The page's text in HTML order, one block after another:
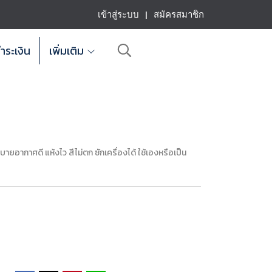
เข้าสู่ระบบ สมัครสมาชิก
ะเงิน เพิ่มเติม
ยอากาศดี แห้งไว สีไม่ตก ซักเครื่องได้ ใช้เองหรือเป็น